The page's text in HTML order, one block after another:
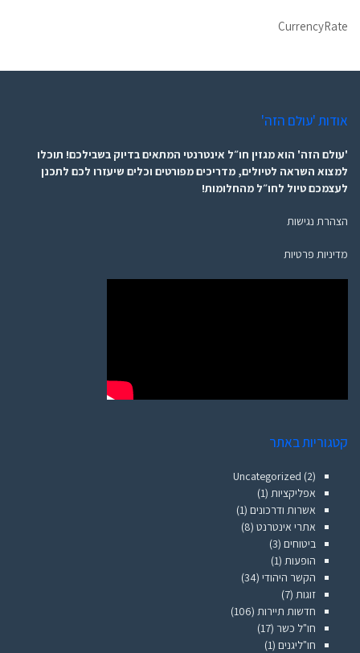
CurrencyRate
אודות 'עולם הזה'
'עולם הזה' הוא מגזין חו״ל אינטרנטי המתאים בדיוק בשבילכם! תוכלו
למצוא השראה לטיולים, מדריכים מפורטים וכלים שיעזרו לכם לתכנן
לעצמכם טיול לחו״ל מהחלומות!
הצהרת נגישות
מדיניות פרטיות
קטגוריות באתר
Uncategorized (2)
אפליקציות (1)
אשרות ודרכונים (1)
אתרי אינטרנט (8)
ביטוחים (3)
הופעות (1)
הקשר היהודי (34)
זוגות (7)
חדשות תיירות (106)
חו"ל כשר (17)
חו"ליגנים (1)